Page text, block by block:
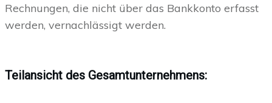
Rechnungen, die nicht über das Bankkonto erfasst
werden, vernachlässigt werden.
Teilansicht des Gesamtunternehmens: